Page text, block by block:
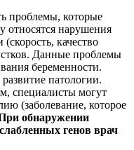
проблемы, которые
относятся нарушения
качество
Данные проблемы
беременности.
патологии.
специалисты могут
(заболевание, которое
обнаружении
генов врач